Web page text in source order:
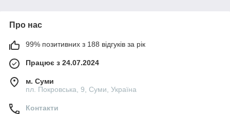
Про нас
99% позитивних з 188 відгуків за рік
Працює з 24.07.2024
м. Суми
пл. Покровська, 9, Суми, Україна
Контакти